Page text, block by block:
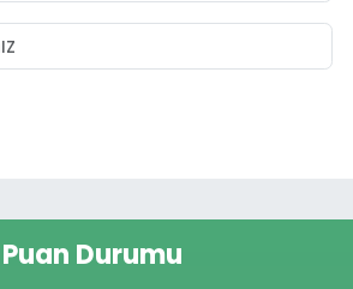
Durumu